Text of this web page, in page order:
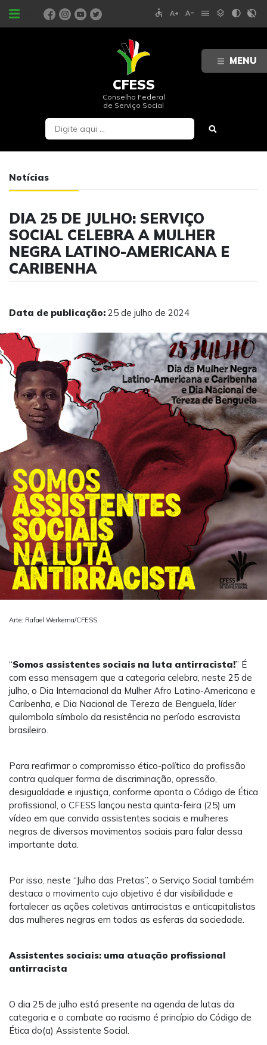
MENU
PORTAIS accessible text_increase text_decrease menu layers contrast contrast_rtl_off
CFESS
Conselho Federal
de Serviço Social
Notícias
DIA 25 DE JULHO: SERVIÇO
SOCIAL CELEBRA A MULHER
NEGRA LATINO-AMERICANA E
CARIBENHA
Data de publicação: 25 de julho de 2024
Arte: Rafael Werkema/CFESS
“Somos assistentes sociais na luta antirracista!” É
com essa mensagem que a categoria celebra, neste 25 de
julho, o Dia Internacional da Mulher Afro Latino-Americana e
Caribenha, e Dia Nacional de Tereza de Benguela, líder
quilombola símbolo da resistência no período escravista
brasileiro.
Para reafirmar o compromisso ético-político da profissão
contra qualquer forma de discriminação, opressão,
desigualdade e injustiça, conforme aponta o Código de Ética
profissional, o CFESS lançou nesta quinta-feira (25) um
vídeo em que convida assistentes sociais e mulheres
negras de diversos movimentos sociais para falar dessa
importante data.
Por isso, neste “Julho das Pretas”, o Serviço Social também
destaca o movimento cujo objetivo é dar visibilidade e
fortalecer as ações coletivas antirracistas e anticapitalistas
das mulheres negras em todas as esferas da sociedade.
Assistentes sociais: uma atuação profissional
antirracista
O dia 25 de julho está presente na agenda de lutas da
categoria e o combate ao racismo é princípio do Código de
Ética do(a) Assistente Social.